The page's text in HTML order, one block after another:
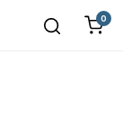
0